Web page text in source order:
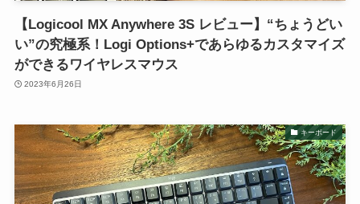
【Logicool MX Anywhere 3S レビュー】“ちょうどい
い”の究極系！Logi Options+であらゆるカスタマイズ
ができるワイヤレスマウス
2023年6月26日
キーボード